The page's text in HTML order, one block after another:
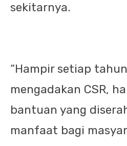
sekitarnya.
“Hampir setiap
mengadakan CSR,
bantuan yang
manfaat bagi